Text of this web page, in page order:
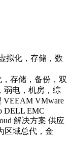
拟化，存储，数
存储，备份，双
弱电，机房，综
VEEAM VMware
DELL EMC
解决方案 供应
区域总代，金